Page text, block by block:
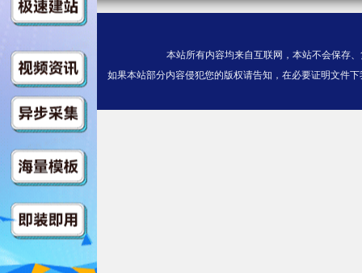
本站所有内容均来自互联网，本站不会保存
如果本站部分内容侵犯您的版权请告知，在必要证明文件